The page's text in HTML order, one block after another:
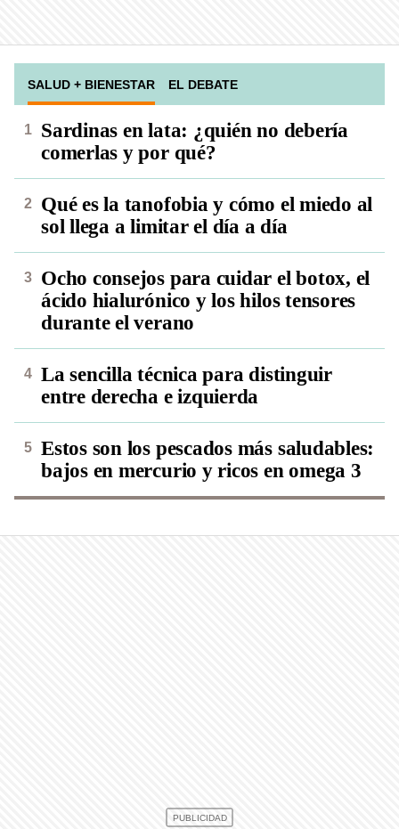
SALUD + BIENESTAR EL DEBATE
Sardinas en lata: ¿quién no debería
comerlas y por qué?
Qué es la tanofobia y cómo el miedo al
sol llega a limitar el día a día
Ocho consejos para cuidar el botox, el
ácido hialurónico y los hilos tensores
durante el verano
La sencilla técnica para distinguir
entre derecha e izquierda
Estos son los pescados más saludables:
bajos en mercurio y ricos en omega 3